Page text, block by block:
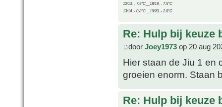
12/13, - 7.9°C__18/19, - 7.5°C
13/14, - 0.8°C__19/20, - 2.8°C
Re: Hulp bij keuze
door Joey1973 op 20 aug
Hier staan de Jiu 1 en
groeien enorm. Staan
Re: Hulp bij keuze